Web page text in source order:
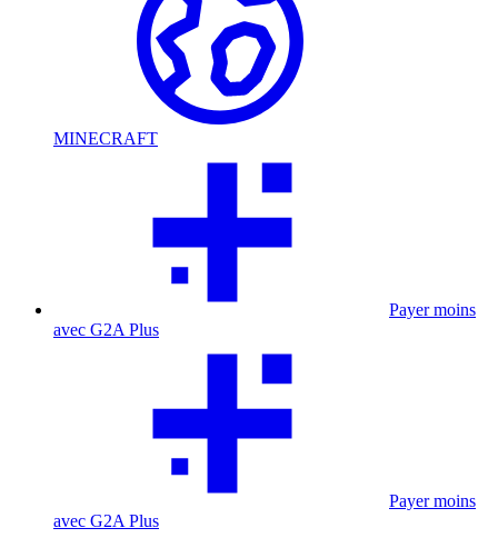
MINECRAFT
Payer moins
avec G2A Plus
Payer moins
avec G2A Plus